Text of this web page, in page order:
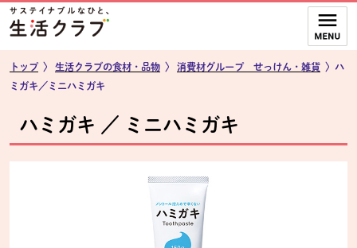
ページの先頭です。
本文へジャンプする。
トップ 〉 生活クラブの食材・品物 〉 消費材グループ せっけん・雑貨 〉ハ
ミガキ／ミニハミガキ
ハミガキ ／ ミニハミガキ